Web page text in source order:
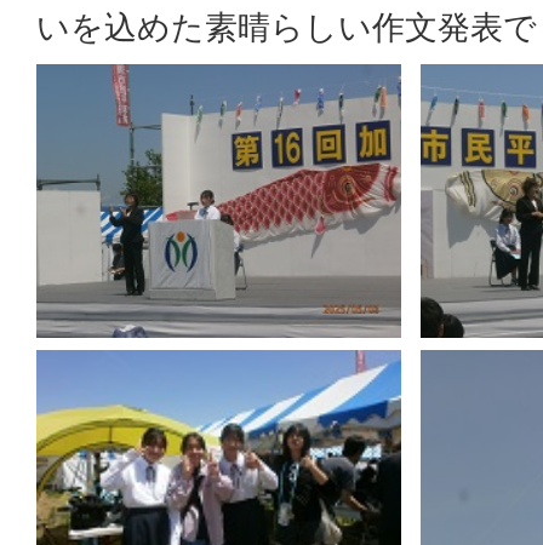
いを込めた素晴らしい作文発表